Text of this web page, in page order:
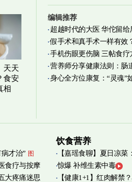
天天
食安
相
图
编辑推荐
超越时代的大医 华佗留
假手术和真手术一样有效
手机伤眼更伤脑 三帖食
营养师分享健康法则：肠
实践 图
身心全方位康复：“灵魂”
才治” 图
食疗与按摩
大疼痛迷思
饮食营养
【嘉瑶食聊】夏日凉菜
烟清爽养心 图
惊爆 补维生素中毒
【健康1+1】红肉解禁